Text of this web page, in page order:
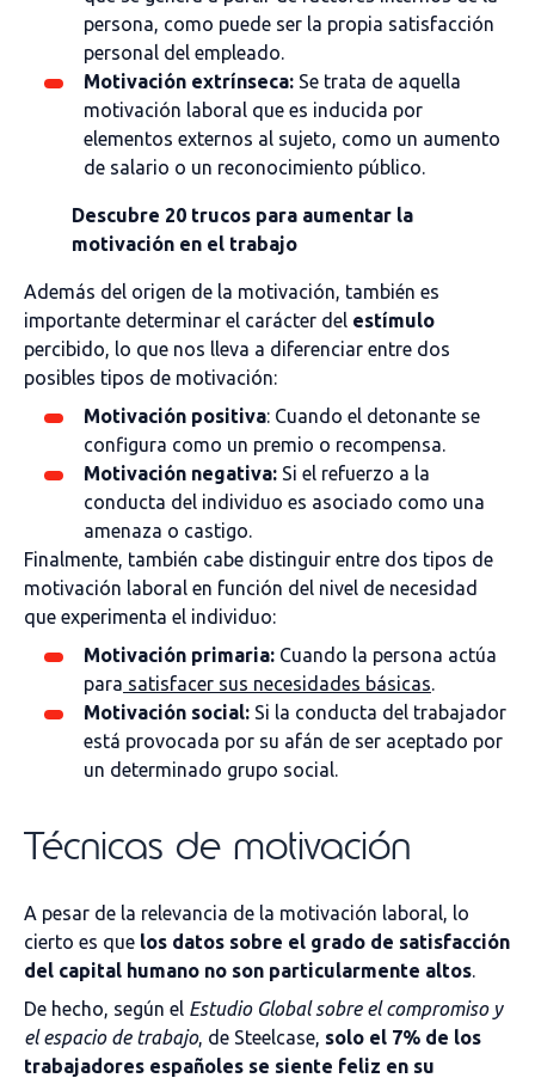
persona, como puede ser la propia satisfacción
personal del empleado.
Motivación extrínseca: Se trata de aquella
motivación laboral que es inducida por
elementos externos al sujeto, como un aumento
de salario o un reconocimiento público.
Descubre 20 trucos para aumentar la
motivación en el trabajo
Además del origen de la motivación, también es
importante determinar el carácter del estímulo
percibido, lo que nos lleva a diferenciar entre dos
posibles tipos de motivación:
Motivación positiva: Cuando el detonante se
configura como un premio o recompensa.
Motivación negativa: Si el refuerzo a la
conducta del individuo es asociado como una
amenaza o castigo.
Finalmente, también cabe distinguir entre dos tipos de
motivación laboral en función del nivel de necesidad
que experimenta el individuo:
Motivación primaria: Cuando la persona actúa
para satisfacer sus necesidades básicas.
Motivación social: Si la conducta del trabajador
está provocada por su afán de ser aceptado por
un determinado grupo social.
Técnicas de motivación
A pesar de la relevancia de la motivación laboral, lo
cierto es que los datos sobre el grado de satisfacción
del capital humano no son particularmente altos.
De hecho, según el Estudio Global sobre el compromiso y
el espacio de trabajo, de Steelcase, solo el 7% de los
trabajadores españoles se siente feliz en su